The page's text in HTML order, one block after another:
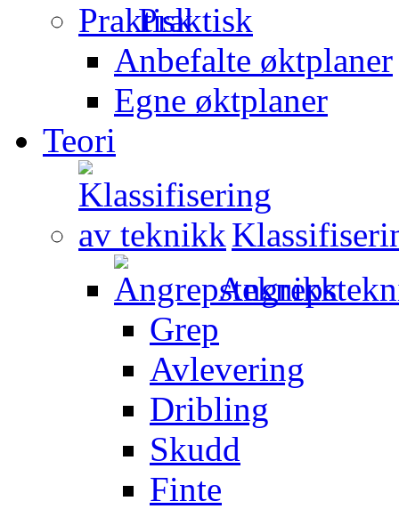
Praktisk
Anbefalte øktplaner
Egne øktplaner
Teori
Grep
Avlevering
Dribling
Skudd
Finte